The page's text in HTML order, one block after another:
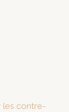
les contre-